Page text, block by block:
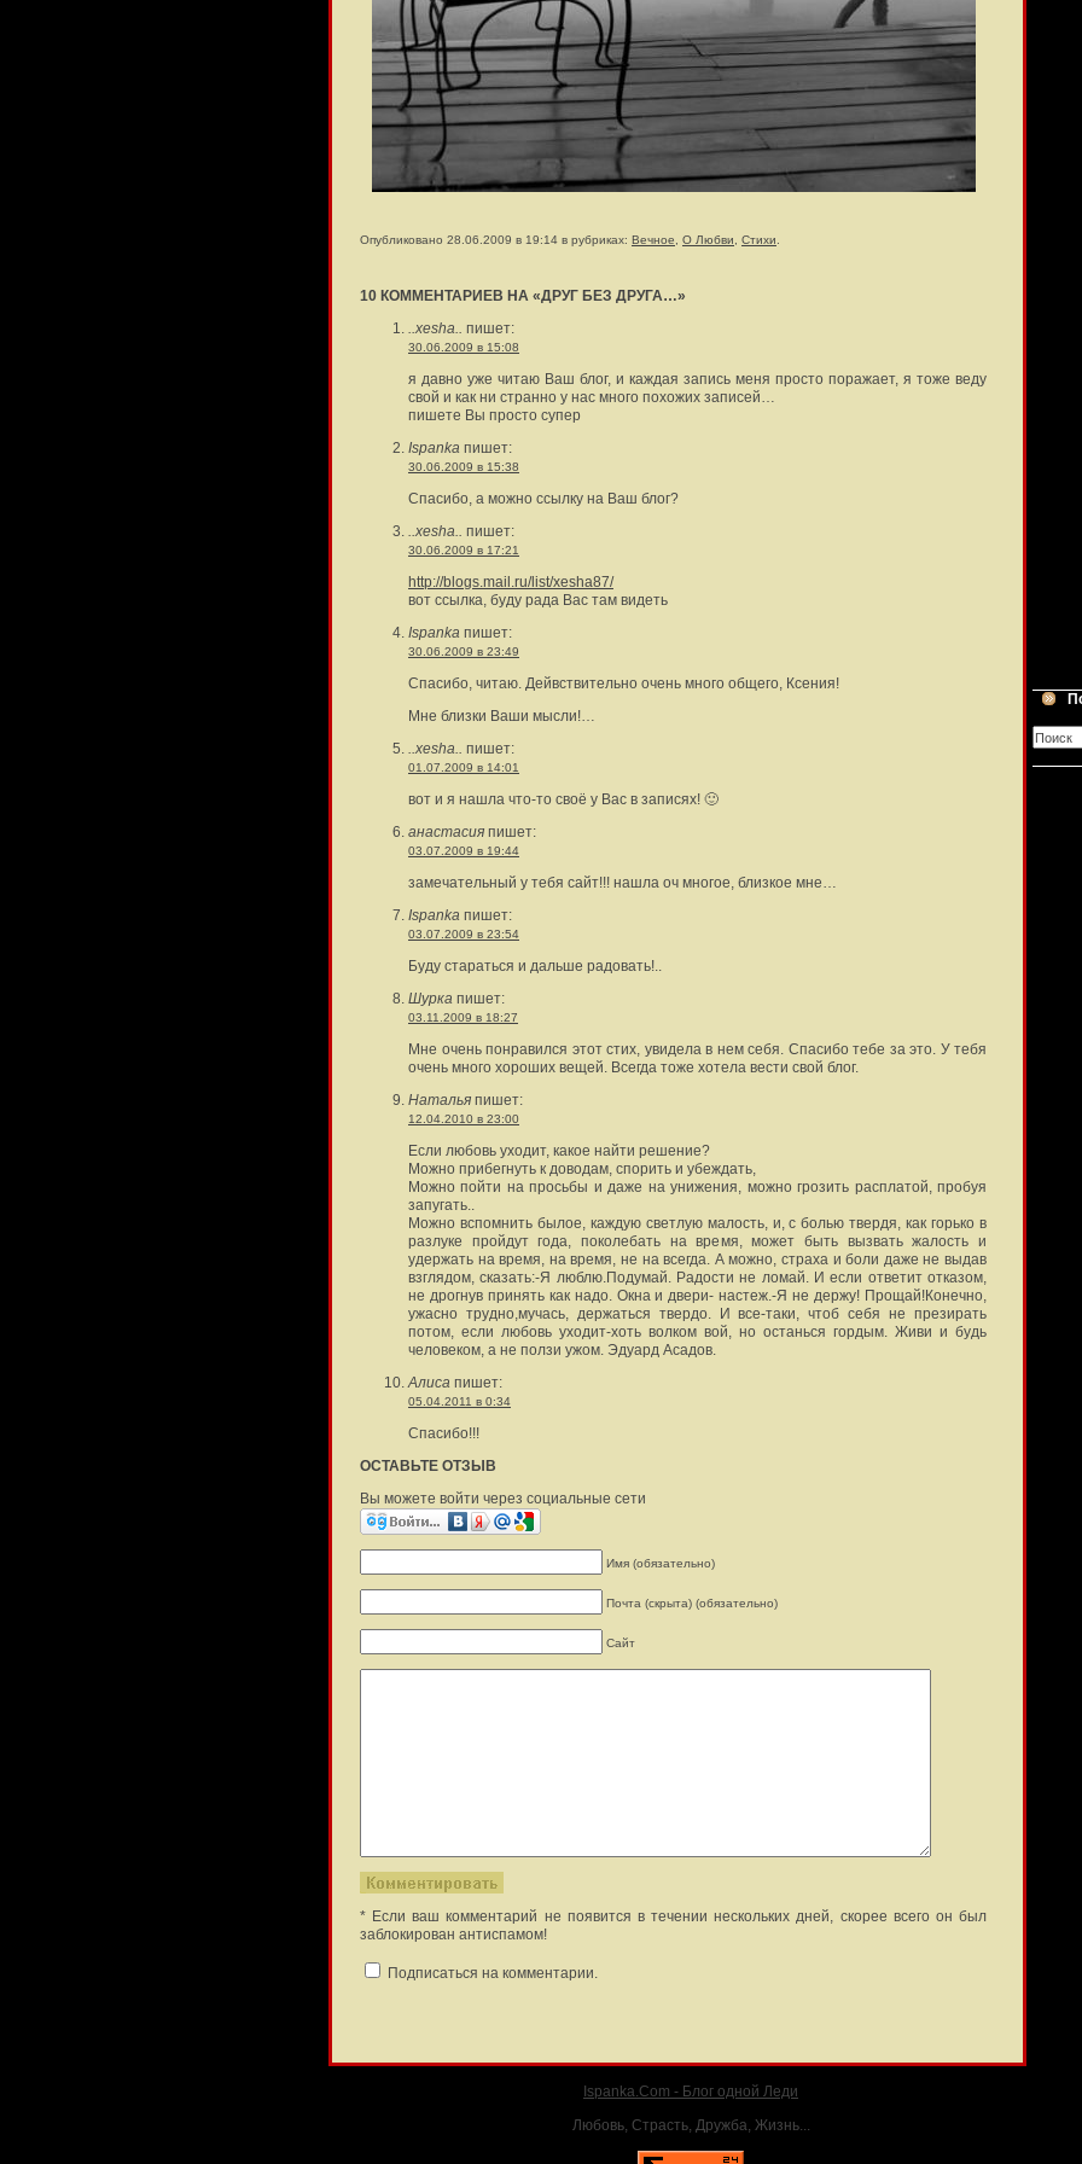
Опубликовано 28.06.2009 в 19:14 в рубриках: Вечное О Любви Стихи
10 КОММЕНТАРИЕВ НА «ДРУГ БЕЗ ДРУГА…»
..xesha.. пишет:
30.06.2009 в 15:08
я давно уже читаю Ваш блог, и каждая запись меня просто поражает, я тоже веду
свой и как ни странно у нас много похожих записей…
пишете Вы просто супер
Ispanka пишет:
30.06.2009 в 15:38
Спасибо, а можно ссылку на Ваш блог?
..xesha.. пишет:
30.06.2009 в 17:21
http://blogs.mail.ru/list/xesha87/
вот ссылка, буду рада Вас там видеть
Ispanka пишет:
30.06.2009 в 23:49
Спасибо, читаю. Дейвствительно очень много общего, Ксения!
Мне близки Ваши мысли!…
..xesha.. пишет:
01.07.2009 в 14:01
вот и я нашла что-то своё у Вас в записях! 🙂
анастасия пишет:
03.07.2009 в 19:44
замечательный у тебя сайт!!! нашла оч многое, близкое мне…
Ispanka пишет:
03.07.2009 в 23:54
Буду стараться и дальше радовать!..
Шурка пишет:
03.11.2009 в 18:27
Мне очень понравился этот стих, увидела в нем себя. Спасибо тебе за это. У тебя
очень много хороших вещей. Всегда тоже хотела вести свой блог.
Наталья пишет:
12.04.2010 в 23:00
Если любовь уходит, какое найти решение?
Можно прибегнуть к доводам, спорить и убеждать,
Можно пойти на просьбы и даже на унижения, можно грозить расплатой, пробуя
запугать..
Можно вспомнить былое, каждую светлую малость, и, с болью твердя, как горько в
разлуке пройдут года, поколебать на время, может быть вызвать жалость и
удержать на время, на время, не на всегда. А можно, страха и боли даже не выдав
взглядом, сказать:-Я люблю.Подумай. Радости не ломай. И если ответит отказом,
не дрогнув принять как надо. Окна и двери- настеж.-Я не держу! Прощай!Конечно,
ужасно трудно,мучась, держаться твердо. И все-таки, чтоб себя не презирать
потом, если любовь уходит-хоть волком вой, но останься гордым. Живи и будь
человеком, а не ползи ужом. Эдуард Асадов.
Алиса пишет:
05.04.2011 в 0:34
Спасибо!!!
ОСТАВЬТЕ ОТЗЫВ
Вы можете войти через социальные сети
Имя (обязательно)
Почта (скрыта) (обязательно)
Сайт
* Если ваш комментарий не появится в течении нескольких дней, скорее всего он был
заблокирован антиспамом!
Подписаться на комментарии.
Ispanka.Com - Блог одной Леди
Любовь, Страсть, Дружба, Жизнь...